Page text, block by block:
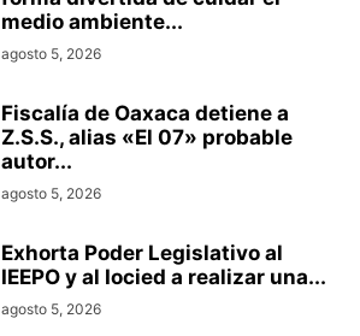
medio ambiente...
agosto 5, 2026
Fiscalía de Oaxaca detiene a
Z.S.S., alias «El 07» probable
autor...
agosto 5, 2026
Exhorta Poder Legislativo al
IEEPO y al Iocied a realizar una...
agosto 5, 2026